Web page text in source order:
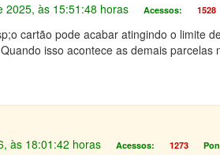
às 15:51:48 horas Acessos: 1528
cartão pode acabar atingindo o limite
isso acontece as demais
às 18:01:42 horas Acessos: 1273